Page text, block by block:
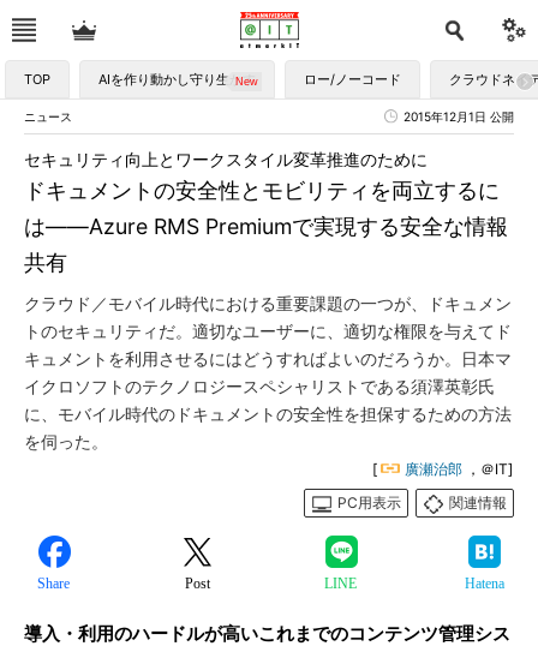
TOP AIを作り動かし守り生かす ロー/ノーコード クラウドネイ
ニュース 2015年12月1日 公開
ドキュメントの安全性とモビリティを両立するに
は――Azure RMS Premiumで実現する安全な情報
共有
セキュリティ向上とワークスタイル変革推進のために
クラウド／モバイル時代における重要課題の一つが、ドキュメン
トのセキュリティだ。適切なユーザーに、適切な権限を与えてド
キュメントを利用させるにはどうすればよいのだろうか。日本マ
イクロソフトのテクノロジースペシャリストである須澤英彰氏
に、モバイル時代のドキュメントの安全性を担保するための方法
を伺った。
[ 廣瀬治郎 ，＠IT]
PC用表示
関連情報
Share Post LINE Hatena
導入・利用のハードルが高いこれまでのコンテンツ管理シス